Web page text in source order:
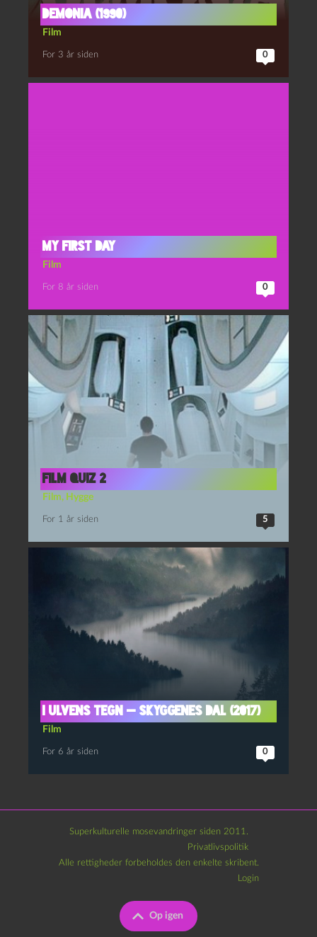
Demonia (1990)
Film
For 3 år siden 0
My First Day
Film
For 8 år siden 0
film quiz 2
Film, Hygge
For 1 år siden 5
I ulvens tegn — Skyggenes Dal (2017)
Film
For 6 år siden 0
Superkulturelle mosevandringer siden 2011.
Privatlivspolitik
Op igen
Alle rettigheder forbeholdes den enkelte skribent.
Login